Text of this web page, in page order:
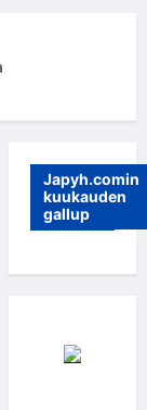
Japyh.comin
kuukauden
gallup